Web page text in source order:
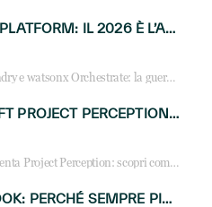
AI AGENT PLATFORM: IL 2026 È L’ANNO DEL «SISTEMA OPERATIVO» PER GLI AGENTI AZIENDALI
Frontier, Foundry e watsonx Orchestrate: la guerra delle piattaforme AI agent ridisegna il mercato IT. Cosa cambia per reseller, MSP e system integrator.
MICROSOFT PROJECT PERCEPTION: COME GLI AGENTI AI CAMBIERANNO SOC, CYBERSECURITY E SERVIZI MSP
Microsoft presenta Project Perception: scopri come gli agenti AI possono trasformare cybersecurity, SOC e servizi gestiti degli MSP.
HP PROBOOK: PERCHÉ SEMPRE PIÙ AZIENDE SCELGONO NOTEBOOK PROGETTATI PER IL LAVORO MODERNO